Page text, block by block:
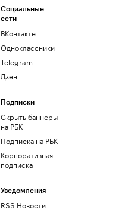
Социальные
сети
ВКонтакте
Одноклассники
Telegram
Дзен
Подписки
Скрыть баннеры
на РБК
Подписка на РБК
Корпоративная
подписка
Уведомления
RSS Новости